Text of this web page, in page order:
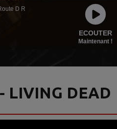
ECOUTER
Maintenant !
D R
LIVING DEAD